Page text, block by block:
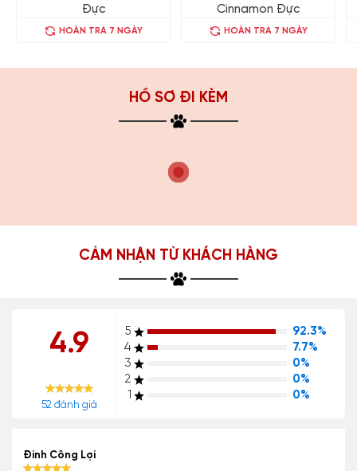
Đực
HOÀN TRẢ 7 NGÀY
Cinnamon Đực
HOÀN TRẢ 7 NGÀY
HỒ SƠ ĐI KÈM
CẢM NHẬN TỪ KHÁCH HÀNG
4.9
52 đánh giá
5
92.3%
4
7.7%
3
0%
2
0%
1
0%
Đinh Công Lợi